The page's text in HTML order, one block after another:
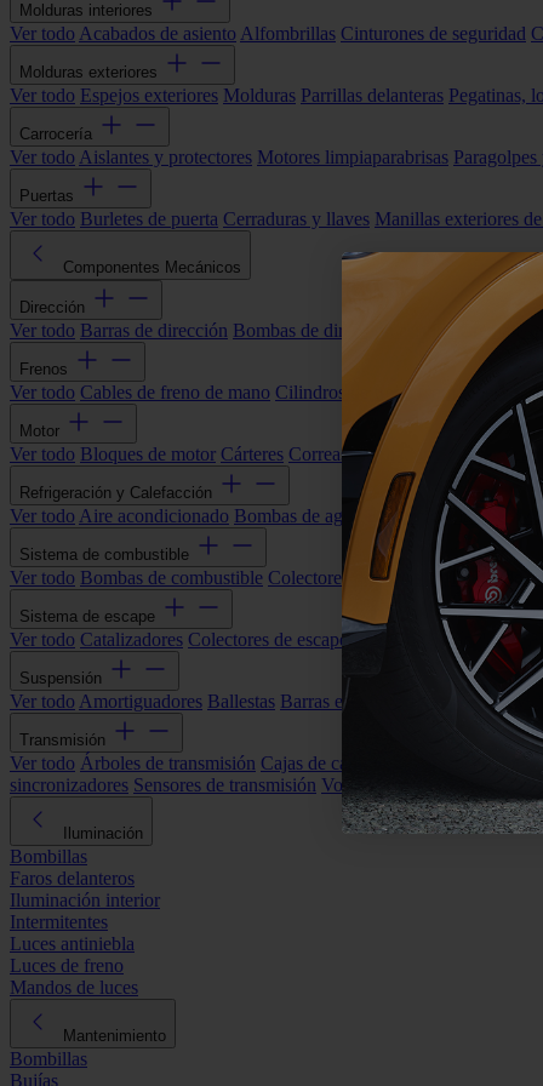
Molduras interiores
Ver todo Acabados de asiento Alfombrillas Cinturones de seguridad
Molduras exteriores
Ver todo Espejos exteriores Molduras Parrillas delanteras Pegatinas,
Carrocería
Ver todo Aislantes y protectores Motores limpiaparabrisas
Puertas
Ver todo Burletes de puerta Cerraduras y llaves Manillas exteriores
Componentes Mecánicos
Dirección
Ver todo Barras de dirección Bombas de dirección asistida
Frenos
Ver todo Cables de freno de mano Cilindros de freno Componentes
Motor
Ver todo Bloques de motor Cárteres Correas alternador Correas y
Refrigeración y Calefacción
Ver todo Aire acondicionado Bombas de agua Electroventiladores
Sistema de combustible
Ver todo Bombas de combustible Colectores de admisión Filtros de
Sistema de escape
Ver todo Catalizadores Colectores de escape Filtros de partículas
Suspensión
Ver todo Amortiguadores Ballestas Barras estabilizadoras Bieletas y
Transmisión
Ver todo Árboles de transmisión Cajas de cambios automáticas
sincronizadores Sensores de transmisión Volantes de motor
Iluminación
Bombillas
Faros delanteros
Iluminación interior
Intermitentes
Luces antiniebla
Luces de freno
Mandos de luces
Mantenimiento
Bombillas
Bujías